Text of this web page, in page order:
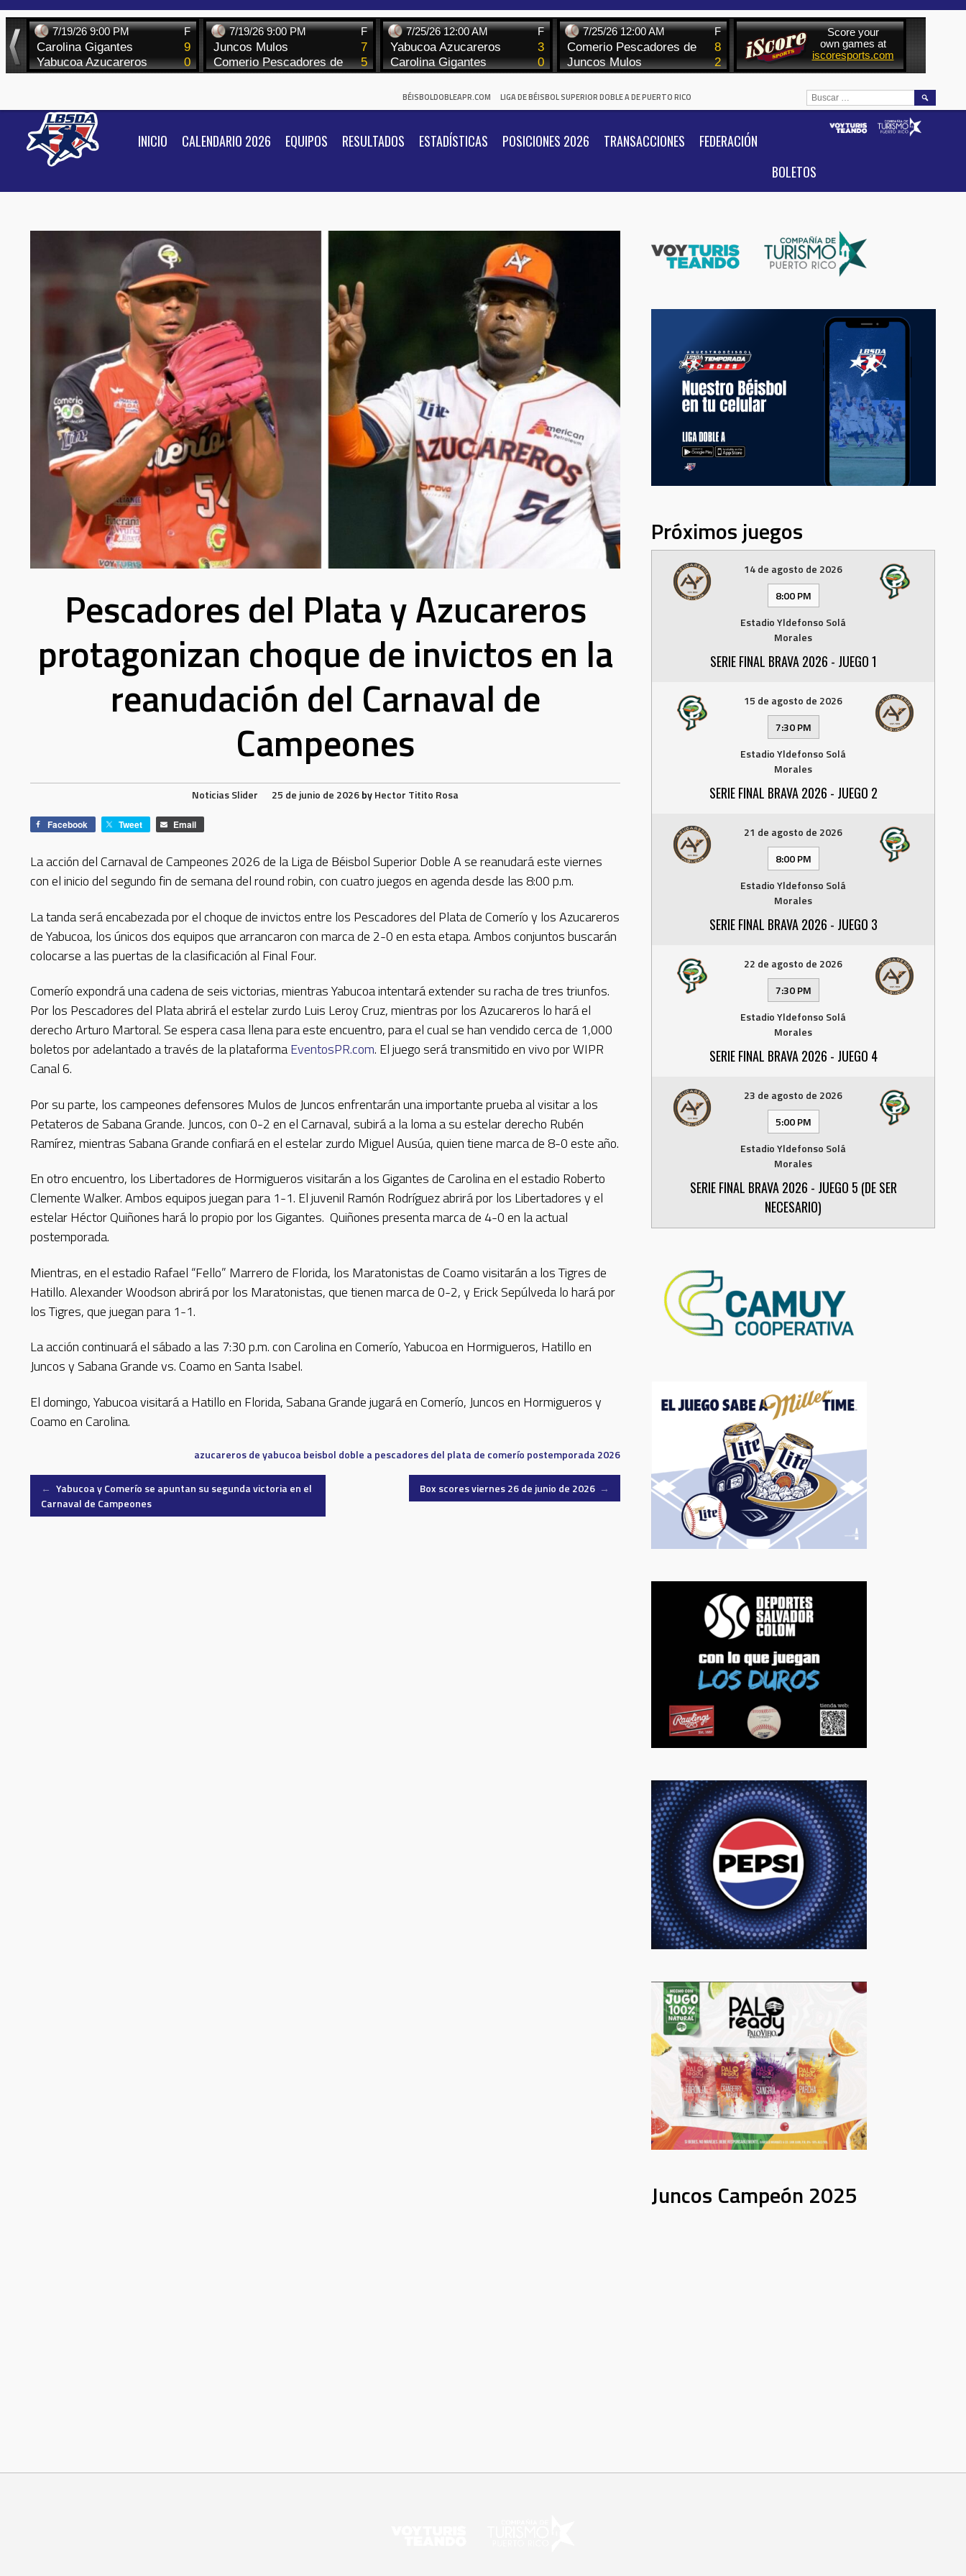
Skip
to
content
BÉISBOLDOBLEAPR.COM LIGA DE BÉISBOL SUPERIOR DOBLE A DE PUERTO RICO
INICIO CALENDARIO 2026 EQUIPOS RESULTADOS ESTADÍSTICAS POSICIONES 2026 TRANSACCIONES
FEDERACIÓN
BOLETOS
BUSCAR:
Pescadores del Plata y Azucareros
protagonizan choque de invictos en la
reanudación del Carnaval de
Campeones
NoticiasSlider 25 de junio de 2026byHector Titito Rosa
Facebook Tweet Email
La acción del Carnaval de Campeones 2026 de la Liga de Béisbol Superior Doble A se reanudará este viernes
con el inicio del segundo fin de semana del round robin, con cuatro juegos en agenda desde las 8:00 p.m.
La tanda será encabezada por el choque de invictos entre los Pescadores del Plata de Comerío y los Azucareros
de Yabucoa, los únicos dos equipos que arrancaron con marca de 2-0 en esta etapa. Ambos conjuntos buscarán
colocarse a las puertas de la clasificación al Final Four.
Comerío expondrá una cadena de seis victorias, mientras Yabucoa intentará extender su racha de tres triunfos.
Por los Pescadores del Plata abrirá el estelar zurdo Luis Leroy Cruz, mientras por los Azucareros lo hará el
derecho Arturo Martoral. Se espera casa llena para este encuentro, para el cual se han vendido cerca de 1,000
boletos por adelantado a través de la plataformaEventosPR.com. El juego será transmitido en vivo por WIPR
Canal 6.
Por su parte, los campeones defensores Mulos de Juncos enfrentarán una importante prueba al visitar a los
Petateros de Sabana Grande. Juncos, con 0-2 en el Carnaval, subirá a la loma a su estelar derecho Rubén
Ramírez, mientras Sabana Grande confiará en el estelar zurdo Miguel Ausúa, quien tiene marca de 8-0 este año.
En otro encuentro, los Libertadores de Hormigueros visitarán a los Gigantes de Carolina en el estadio Roberto
Clemente Walker. Ambos equipos juegan para 1-1. El juvenil Ramón Rodríguez abrirá por los Libertadores y el
estelar Héctor Quiñones hará lo propio por los Gigantes. Quiñones presenta marca de 4-0 en la actual
postemporada.
Mientras, en el estadio Rafael “Fello” Marrero de Florida, los Maratonistas de Coamo visitarán a los Tigres de
Hatillo. Alexander Woodson abrirá por los Maratonistas, que tienen marca de 0-2, y Erick Sepúlveda lo hará por
los Tigres, que juegan para 1-1.
La acción continuará el sábado a las 7:30 p.m. con Carolina en Comerío, Yabucoa en Hormigueros, Hatillo en
Juncos y Sabana Grande vs. Coamo en Santa Isabel.
El domingo, Yabucoa visitará a Hatillo en Florida, Sabana Grande jugará en Comerío, Juncos en Hormigueros y
Coamo en Carolina.
azucareros de yabucoabeisbol doble apescadores del plata de comerío postemporada 2026
Post
← Yabucoa y Comerío se apuntan su segunda victoria en el
Carnaval de Campeones
Box scores viernes 26 de junio de 2026 →
Próximos juegos
14 de agosto de 2026
8:00 PM
Estadio Yldefonso Solá
Morales
SERIE FINAL BRAVA 2026 - JUEGO 1
15 de agosto de 2026
7:30 PM
Estadio Yldefonso Solá
Morales
SERIE FINAL BRAVA 2026 - JUEGO 2
21 de agosto de 2026
8:00 PM
Estadio Yldefonso Solá
Morales
SERIE FINAL BRAVA 2026 - JUEGO 3
22 de agosto de 2026
7:30 PM
Estadio Yldefonso Solá
Morales
SERIE FINAL BRAVA 2026 - JUEGO 4
23 de agosto de 2026
5:00 PM
Estadio Yldefonso Solá
Morales
SERIE FINAL BRAVA 2026 - JUEGO 5 (DE SER
NECESARIO)
Juncos Campeón 2025